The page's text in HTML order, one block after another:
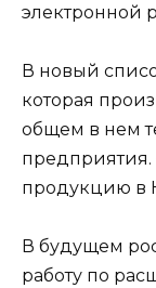
электронной
В новый
которая
общем в нем
предприятия.
продукцию в
В будущем
работу по